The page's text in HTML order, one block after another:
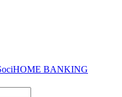
HOME BANKING